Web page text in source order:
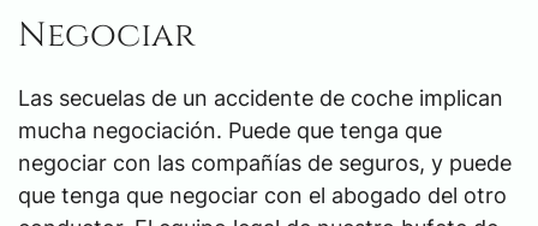
Negociar
Las secuelas de un accidente de coche implican
mucha negociación. Puede que tenga que
negociar con las compañías de seguros, y puede
que tenga que negociar con el abogado del otro